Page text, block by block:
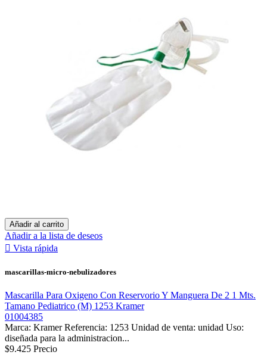
Añadir al carrito
Añadir a la lista de deseos
 Vista rápida
mascarillas-micro-nebulizadores
Mascarilla Para Oxigeno Con Reservorio Y Manguera De 2 1 Mts.
Tamano Pediatrico (M) 1253 Kramer
01004385
Marca: Kramer Referencia: 1253 Unidad de venta: unidad Uso:
diseñada para la administracion...
$9.425 Precio